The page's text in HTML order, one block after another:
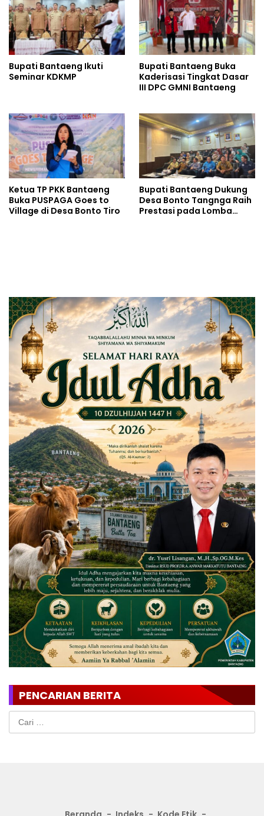
Bupati Bantaeng Ikuti
Seminar KDKMP
Bupati Bantaeng Buka
Kaderisasi Tingkat Dasar
III DPC GMNI Bantaeng
Ketua TP PKK Bantaeng
Buka PUSPAGA Goes to
Village di Desa Bonto Tiro
Bupati Bantaeng Dukung
Desa Bonto Tangnga Raih
Prestasi pada Lomba
PENCARIAN BERITA
Cari
untuk: